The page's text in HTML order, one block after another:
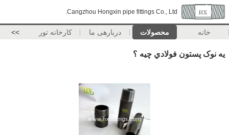
Cangzhou Hongxin pipe fittings Co., Ltd.
خانه محصولات دربارهی ما کارخانه تور >>
يه نوک پستون فولادي چيه ؟